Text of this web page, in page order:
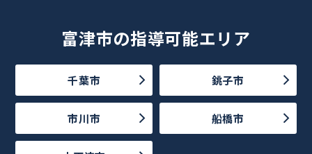
富津市の指導可能エリア
千葉市 銚子市
市川市 船橋市